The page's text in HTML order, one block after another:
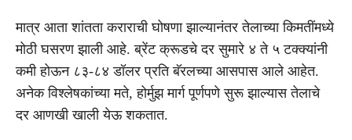
मात्र आता शांतता कराराची घोषणा झाल्यानंतर तेलाच्या किमतींमध्ये
मोठी घसरण झाली आहे. ब्रेंट क्रूडचे दर सुमारे ४ ते ५ टक्क्यांनी
कमी होऊन ८३-८४ डॉलर प्रति बॅरलच्या आसपास आले आहेत.
अनेक विश्लेषकांच्या मते, होर्मुझ मार्ग पूर्णपणे सुरू झाल्यास तेलाचे
दर आणखी खाली येऊ शकतात.